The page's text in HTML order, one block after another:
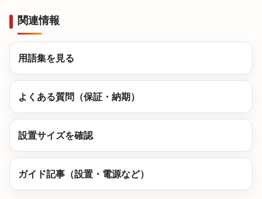
関連情報
用語集を見る
よくある質問（保証・納期）
設置サイズを確認
ガイド記事（設置・電源など）